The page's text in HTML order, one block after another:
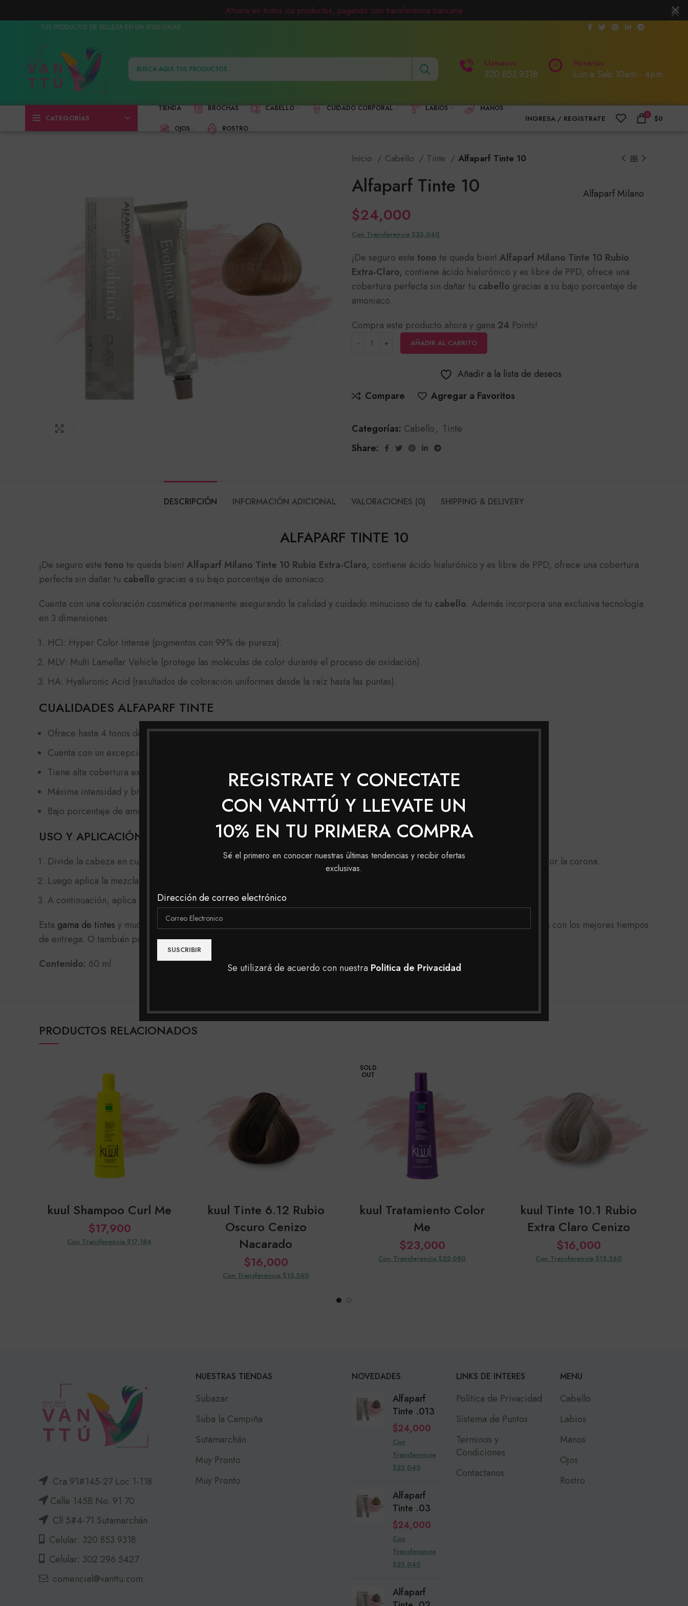
REGISTRATE Y CONECTATE
CON VANTTÚ Y LLEVATE UN
10% EN TU PRIMERA COMPRA
Sé el primero en conocer nuestras últimas tendencias y recibir ofertas
exclusivas.
Dirección de correo electrónico
Se utilizará de acuerdo con nuestra Politica de Privacidad
TUS PRODUCTOS DE BELLEZA EN UN SOLO LUGAR
Llamanos
320 853 9318
Horarios
Lun a Sab 10am - 4pm
CATEGORÍAS
TIENDA BROCHAS CABELLO CUIDADO CORPORAL LABIOS MANOS
OJOS ROSTRO
INGRESA / REGISTRATE 0 $0
Inicio Cabello Tinte Alfaparf Tinte 10
Alfaparf Milano
Alfaparf Tinte 10
$24,000
Con Transferencia $23,040
¡De seguro este tono te queda bien! Alfaparf Milano Tinte 10 Rubio
Extra-Claro, contiene ácido hialurónico y es libre de PPD, ofrece una
cobertura perfecta sin dañar tu cabello gracias a su bajo porcentaje de
amoniaco.
Compra este producto ahora y gana 24 Points!
AÑADIR AL CARRITO
Añadir a la lista de deseos
Compare
Agregar a Favoritos
Categorías: Cabello, Tinte
Share:
DESCRIPCIÓN INFORMACIÓN ADICIONAL VALORACIONES (0) SHIPPING & DELIVERY
ALFAPARF TINTE 10
¡De seguro este tono te queda bien! Alfaparf Milano Tinte 10 Rubio Extra-Claro, contiene ácido hialurónico y es libre de PPD, ofrece una cobertura
perfecta sin dañar tu cabello gracias a su bajo porcentaje de amoniaco.
Cuenta con una coloración cosmética permanente asegurando la calidad y cuidado minucioso de tu cabello. Además incorpora una exclusiva tecnología
en 3 dimensiones:
HCI: Hyper Color Intense (pigmentos con 99% de pureza).
MLV: Multi Lamellar Vehicle (protege las moléculas de color durante el proceso de oxidación).
HA: Hyaluronic Acid (resultados de coloración uniformes desde la raíz hasta las puntas).
CUALIDADES ALFAPARF TINTE
Ofrece hasta 4 tonos de aclaración (hasta 5 tonos utilizando la serie platinum).
Cuenta con un excepcional poder de cobertura y duración del color.
Tiene alta cobertura excelente de las canas.
Máxima intensidad y brillo extraordinario.
Bajo porcentaje de amoniaco (máximo 1% en aplicación).
USO Y APLICACIÓN
Divide la cabeza en cuatro partes, una partiendo de una oreja a la otra y desde el centro de la frente hasta la nuca, pasando por la corona.
Luego aplica la mezcla en toda la longitud del largo del cabello y en las puntas (a partir de 1 a 2 cm de las raíces).
A continuación, aplica el color a las raíces y deja actuar durante 35 minutos. procede a enjuagar bien con shampoo.
Esta gama de tintes y muchas más las podrás encontrar en nuestra tienda, puedes realizar tu pedido a domicilio a toda Colombia con los mejores tiempos
de entrega. O también puedes realizar tu compra en nuestras tiendas físicas en Bogotá para tener una mejor asesoría.
Contenido: 60 ml
PRODUCTOS RELACIONADOS
kuul Shampoo Curl Me
$17,900
Con Transferencia $17,184
kuul Tinte 6.12 Rubio
Oscuro Cenizo
Nacarado
$16,000
Con Transferencia $15,360
SOLD
OUT
kuul Tratamiento Color
Me
$23,000
Con Transferencia $22,080
kuul Tinte 10.1 Rubio
Extra Claro Cenizo
$16,000
Con Transferencia $15,360
Cra 91#145-27 Loc 1-118
Calle 145B No. 91 70
Cll 5#4-71 Sutamarchán
Celular: 320 853 9318
Celular: 302 296 5427
comencial@vanttu.com
NUESTRAS TIENDAS
Subazar
Suba la Campiña
Sutamarchán
Muy Pronto
Muy Pronto
NOVEDADES
Alfaparf
Tinte .013
$24,000
Con
Transferencia
$23,040
Alfaparf
Tinte .03
$24,000
Con
Transferencia
$23,040
Alfaparf
LINKS DE INTERES
Política de Privacidad
Sistema de Puntos
Terminos y
Condiciones
Contactanos
MENU
Cabello
Labios
Manos
Ojos
Rostro
Ahorra en todos los productos, pagando con transferencia bancaria